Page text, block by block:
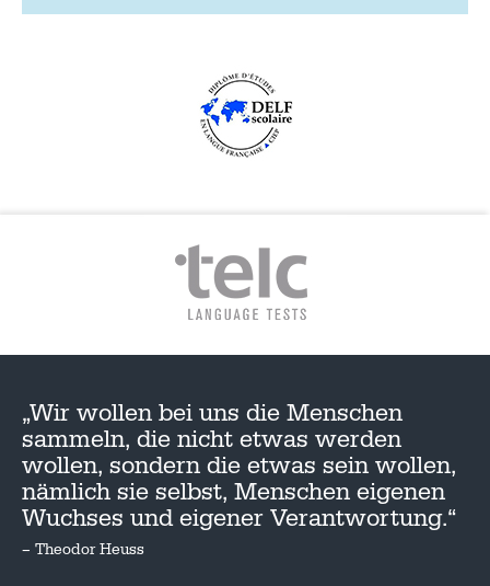
„Wir wollen bei uns die Menschen
sammeln, die nicht etwas werden
wollen, sondern die etwas sein wollen,
nämlich sie selbst, Menschen eigenen
Wuchses und eigener Verantwortung.“
– Theodor Heuss